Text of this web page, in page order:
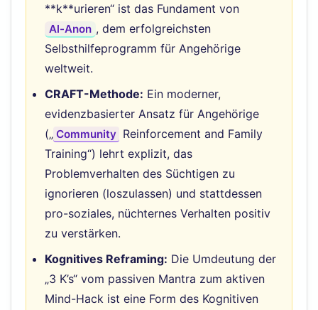
**k**urieren“ ist das Fundament von
Al-Anon , dem erfolgreichsten
Selbsthilfeprogramm für Angehörige
weltweit.
CRAFT-Methode: Ein moderner,
evidenzbasierter Ansatz für Angehörige
(„ Community Reinforcement and Family
Training“) lehrt explizit, das
Problemverhalten des Süchtigen zu
ignorieren (loszulassen) und stattdessen
pro-soziales, nüchternes Verhalten positiv
zu verstärken.
Kognitives Reframing: Die Umdeutung der
„3 K’s“ vom passiven Mantra zum aktiven
Mind-Hack ist eine Form des Kognitiven